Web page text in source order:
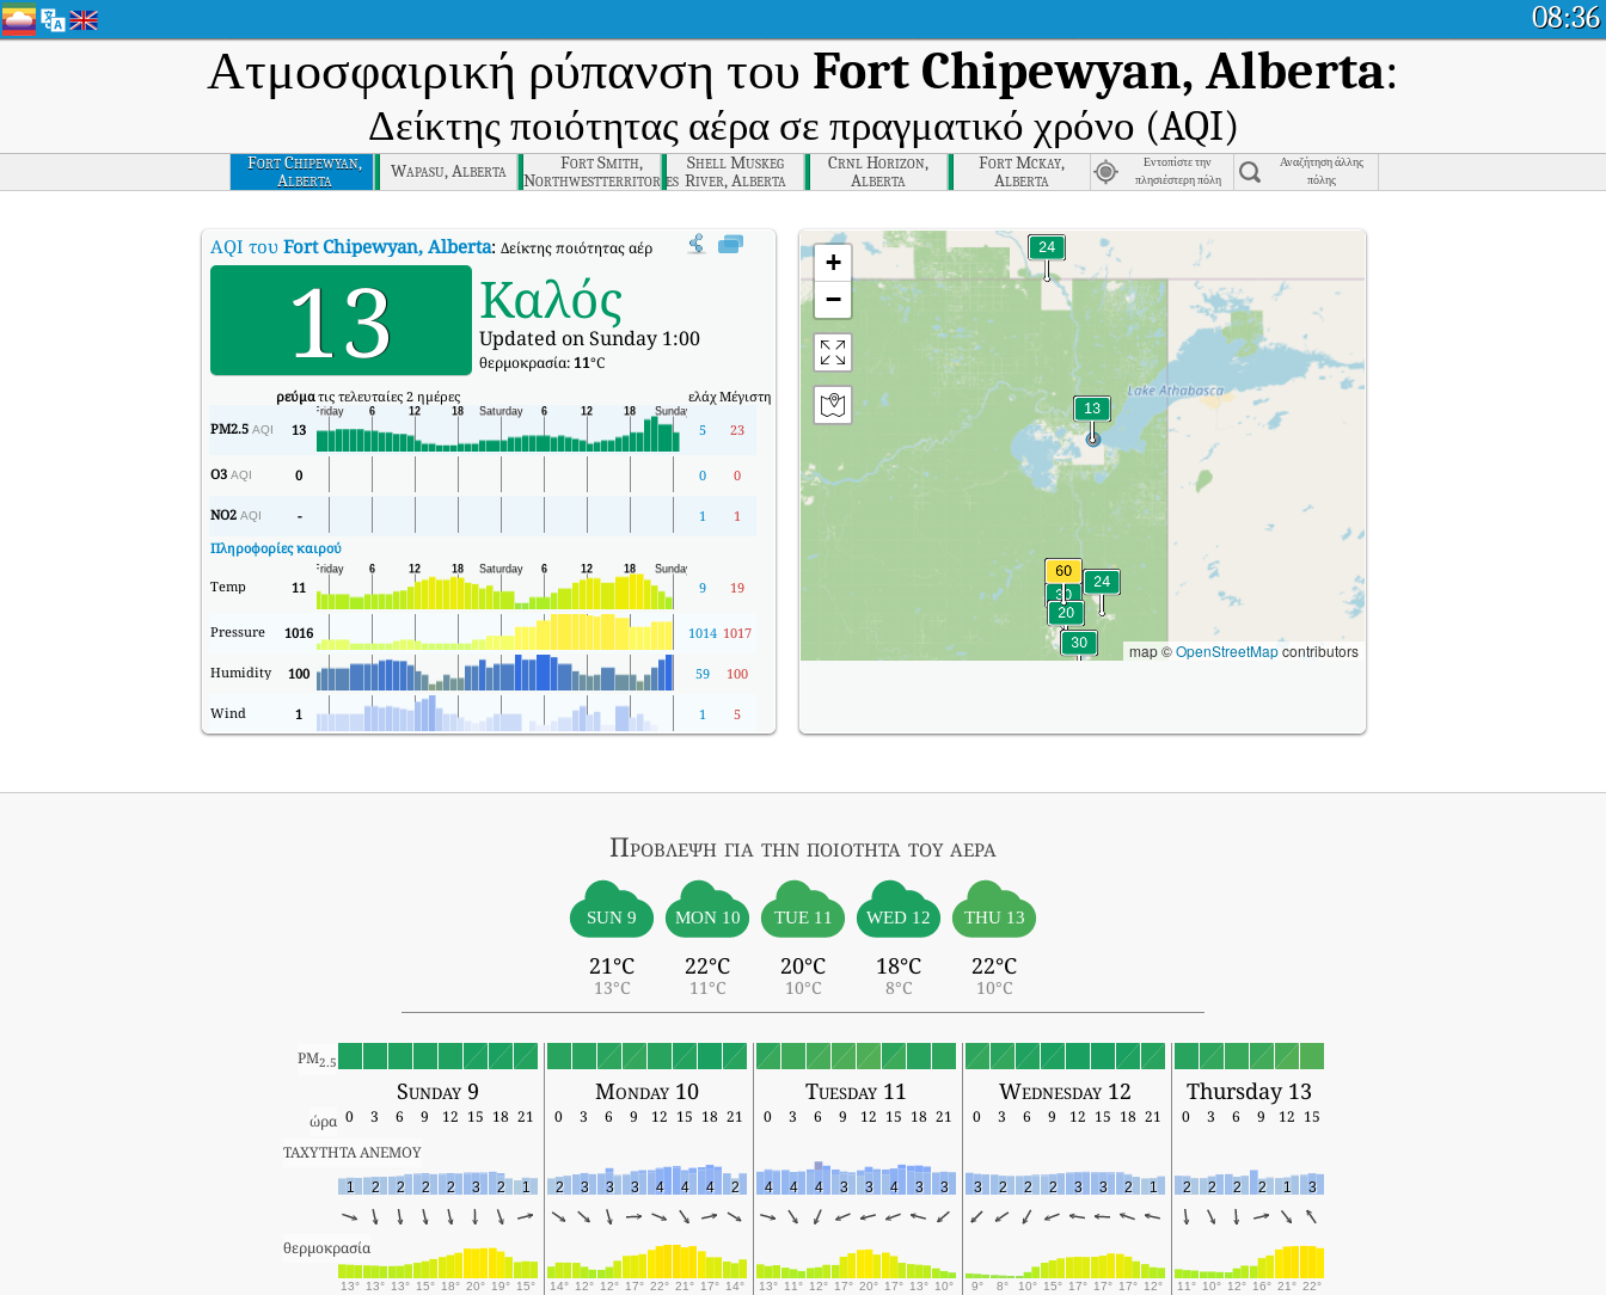
08:36
Ατμοσφαιρική ρύπανση του Fort Chipewyan, Alberta:
Δείκτης ποιότητας αέρα σε πραγματικό χρόνο (AQI)
Fort Chipewyan,
Alberta
Wapasu, Alberta
Fort Smith,
Northwestterritories
Shell Muskeg
River, Alberta
Crnl Horizon,
Alberta
Fort Mckay,
Alberta
Εντοπίστε την
πλησιέστερη πόλη
Αναζήτηση άλλης
πόλης
AQI του Fort Chipewyan, Alberta: Δείκτης ποιότητας αέρα σε πραγματικό χρόνο (AQI) της Fort Chipewyan, Alberta.
13 Καλός
Updated on Sunday 1:00
θερμοκρασία: 11°C
ρεύματις τελευταίες 2 ημέρες ελάχΜέγιστη
PM2.5 AQI 13 5 23
O3 AQI 0 0 0
NO2 AQI - 1
1
Πληροφορίες καιρού
Temp 11 9 19
Pressure 1016 1014 1017
Humidity 100 59 100
Wind 1 1 5
+
−
map ©OpenStreetMapcontributors
Πρόβλεψη για την ποιότητα του αέρα
SUN 9
21°C
13°C
MON 10
22°C
11°C
TUE 11
20°C
10°C
WED 12
18°C
8°C
THU 13
22°C
10°C
PM2.5
Sunday 9 Monday 10 Tuesday 11 Wednesday 12 Thursday 13
ώρα 0 3 6 9 12 15 18 21 0 3 6 9 12 15 18 21 0 3 6 9 12 15 18 21 0 3 6 9 12 15 18 21 0 3 6 9 12 15
ΤΑΧΥΤΗΤΑ ΑΝΕΜΟΥ
1 2 2 2 2 3 2 1 2 3 3 3 4 4 4 2 4 4 4 3 3 4 3 3 3 2 2 2 3 3 2 1 2 2 2 2 1 3
θερμοκρασία
13° 13° 13° 15° 18° 20° 19° 15° 14° 12° 12° 17° 22° 21° 17° 14° 13° 11° 12° 17° 20° 17° 13° 10° 9° 8° 10° 15° 17° 17° 17° 12° 11° 10° 12° 16° 21° 22°